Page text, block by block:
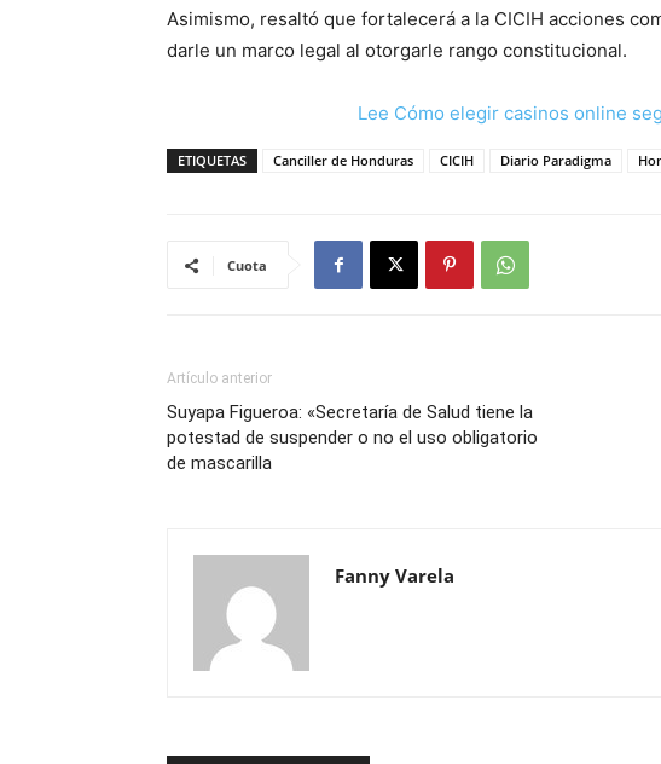
Asimismo, resaltó que fortalecerá a la CICIH acciones
darle un marco legal al otorgarle rango constitucional.
Lee Cómo elegir casinos online
ETIQUETAS Canciller de Honduras CICIH Diario Paradigma
Cuota
Artículo anterior
Suyapa Figueroa: «Secretaría de Salud tiene la
potestad de suspender o no el uso obligatorio
de mascarilla
Fanny Varela